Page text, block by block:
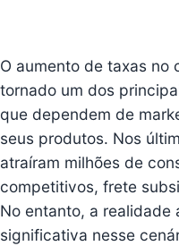
O aumento de taxas no
tornado um dos
que dependem de
seus produtos. Nos
atraíram milhões de
competitivos, frete
No entanto, a realidade
significativa nesse